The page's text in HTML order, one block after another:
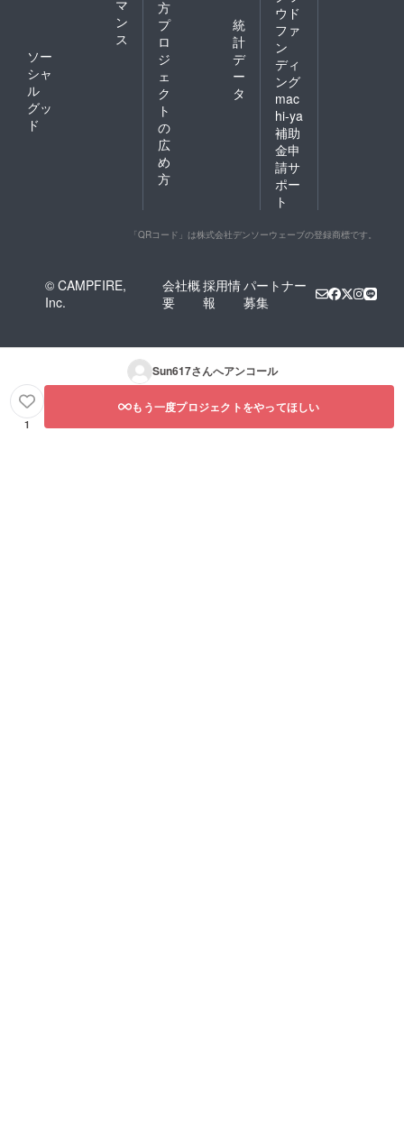
マ
ン
ス
ソー
シャ
ル
グッ
ド
方
プ
ロ
ジ
ェ
ク
ト
の
広
め
方
統
計
デ
ー
タ
ウド
ファ
ン
ディ
ング
mac
hi-ya
補助
金申
請サ
ポー
ト
「QRコード」は株式会社デンソーウェーブの登録商標です。
© CAMPFIRE,
Inc.
会社概
要
採用情
報
パートナー
募集
Sun617さんへアンコール
1
もう一度プロジェクトをやってほしい